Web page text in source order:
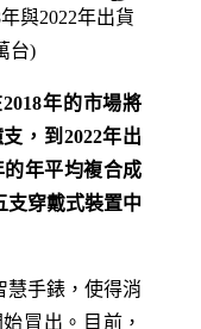
與2022年出貨
台)
2018年的市場將
，到 2022年出
年平均複合成
支穿戴式裝置中
慧手錶，使得消
冒出。目前，